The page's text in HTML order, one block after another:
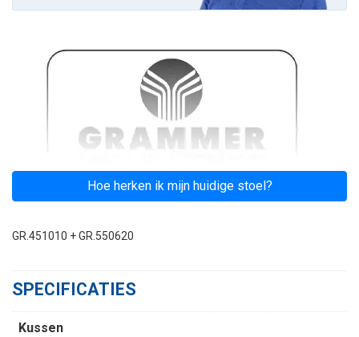
Hoe herken ik mijn huidige stoel?
GR.451010 + GR.550620
SPECIFICATIES
Kussen